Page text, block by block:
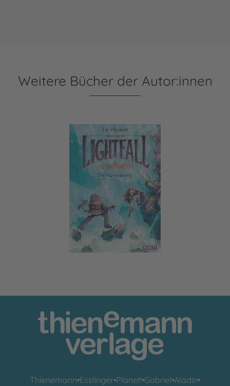
Weitere Bücher der Autor:innen
Lightfall 2: Die Prophezeiung
Thienemann•Esslinger•Planet!•Gabriel•Aladin•